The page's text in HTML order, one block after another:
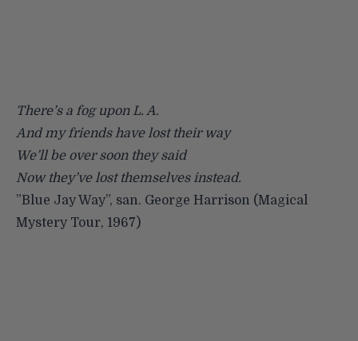
There’s a fog upon L. A.
And my friends have lost their way
We’ll be over soon they said
Now they’ve lost themselves instead.
”Blue Jay Way”, san. George Harrison (Magical
Mystery Tour, 1967)